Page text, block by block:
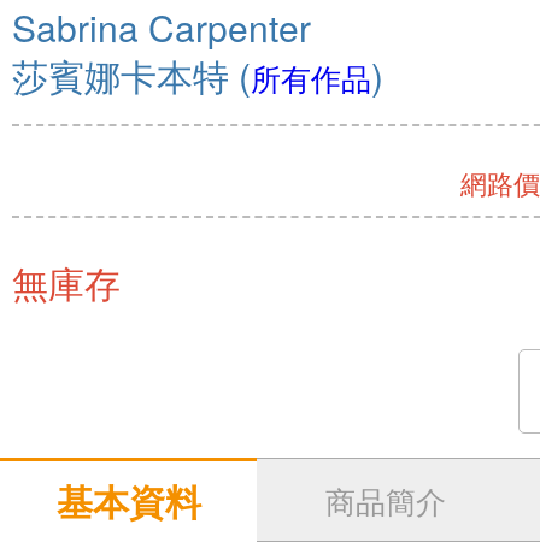
Sabrina Carpenter
莎賓娜卡本特 (所有作品)
網路
無庫存
基本資料
商品簡介